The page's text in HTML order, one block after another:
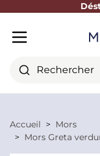
Rechercher
Accueil
Mors
Mors Greta